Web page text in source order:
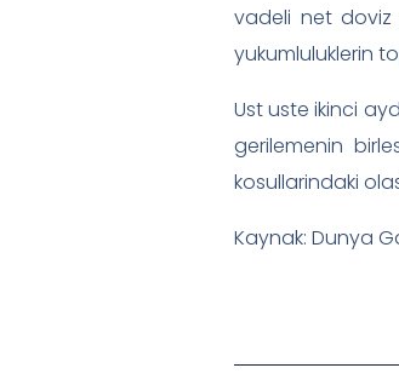
vadeli net doviz
yukumluluklerin
Ust uste ikinci
gerilemenin
kosullarindaki
Kaynak: Dunya